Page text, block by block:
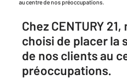
au centre de nos préoccupations.
Chez CENTURY
choisi de placer la
de nos clients au
préoccupations.